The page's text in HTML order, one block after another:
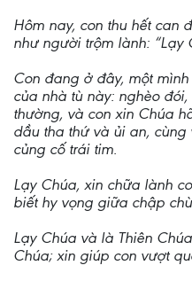
Hôm nay, con thu hết can
như người trộm lành: “Lạy
Con đang ở đây, một
của nhà tù này: nghèo
thường, và con xin Chúa
dầu tha thứ và ủi an,
củng cố trái tim.
Lạy Chúa, xin chữa lành
biết hy vọng giữa chập
Lạy Chúa và là Thiên
Chúa; xin giúp con vượt